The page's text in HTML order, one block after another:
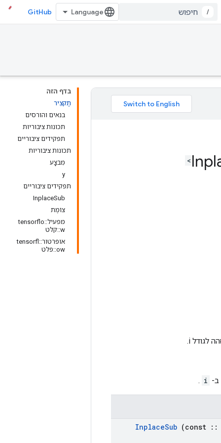
/
GitHub
בדף הזה
תַקצִיר
בנאים והורסים
תכונות ציבוריות
תפקידים ציבוריים
תכונות ציבוריות
מִבצָע
y
תפקידים ציבוריים
InplaceSub
צוֹמֶת
מפעיל::tensorflo
w::קלט
אופרטור::tensorfl
ow::פלט
ב- i
.
InplaceSub (const ::